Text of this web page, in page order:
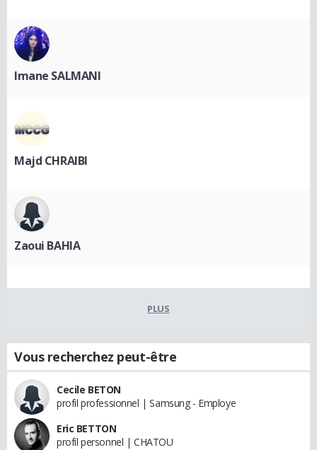
Imane SALMANI
Majd CHRAIBI
Zaoui BAHIA
PLUS
Vous recherchez peut-être
Cecile BETON
profil professionnel | Samsung - Employe
Eric BETTON
profil personnel | CHATOU